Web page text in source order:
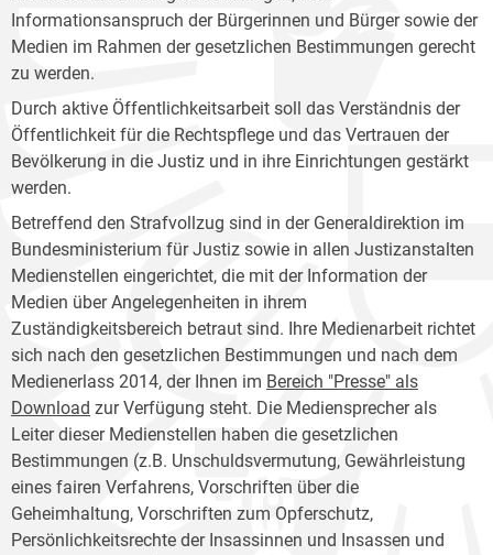
Informationsanspruch der Bürgerinnen und Bürger sowie der
Medien im Rahmen der gesetzlichen Bestimmungen gerecht
zu werden.
Durch aktive Öffentlichkeitsarbeit soll das Verständnis der
Öffentlichkeit für die Rechtspflege und das Vertrauen der
Bevölkerung in die Justiz und in ihre Einrichtungen gestärkt
werden.
Betreffend den Strafvollzug sind in der Generaldirektion im
Bundesministerium für Justiz sowie in allen Justizanstalten
Medienstellen eingerichtet, die mit der Information der
Medien über Angelegenheiten in ihrem
Zuständigkeitsbereich betraut sind. Ihre Medienarbeit richtet
sich nach den gesetzlichen Bestimmungen und nach dem
Medienerlass 2014, der Ihnen im Bereich "Presse" als
Download zur Verfügung steht. Die Mediensprecher als
Leiter dieser Medienstellen haben die gesetzlichen
Bestimmungen (z.B. Unschuldsvermutung, Gewährleistung
eines fairen Verfahrens, Vorschriften über die
Geheimhaltung, Vorschriften zum Opferschutz,
Persönlichkeitsrechte der Insassinnen und Insassen und